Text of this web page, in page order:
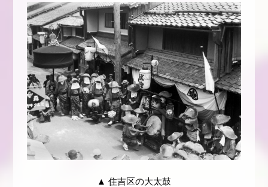
▲ 住吉区の大太鼓